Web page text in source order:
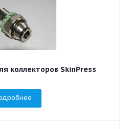
коллекторов SkinPress